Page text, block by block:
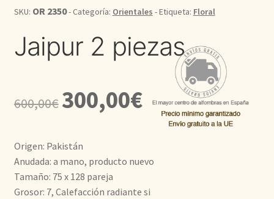
Seda
Pasillo
SKU: OR 2350- Categoría: Orientales - Etiqueta: Floral
Jaipur 2 piezas
600,00€
El
precio
era:
600,00€.
300,00€El
precio
es:
Origen: Pakistán
Anudada: a mano, producto nuevo
Tamaño: 75 x 128 pareja
Grosor: 7, Calefacción radiante si